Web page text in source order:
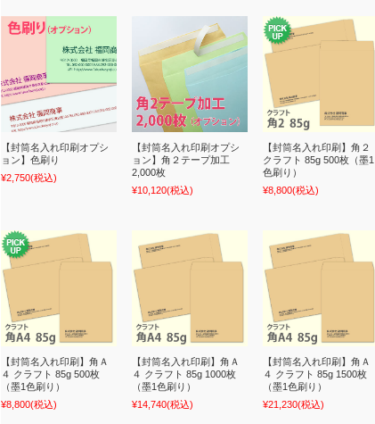
【封筒名入れ印刷オプシ
ョン】色刷り
¥2,750(税込)
【封筒名入れ印刷オプシ
ョン】角２テープ加工
2,000枚
¥10,120(税込)
【封筒名入れ印刷】角２
クラフト 85g 500枚（墨1
色刷り）
¥8,800(税込)
【封筒名入れ印刷】角Ａ
４ クラフト 85g 500枚
（墨1色刷り）
¥8,800(税込)
【封筒名入れ印刷】角Ａ
４ クラフト 85g 1000枚
（墨1色刷り）
¥14,740(税込)
【封筒名入れ印刷】角Ａ
４ クラフト 85g 1500枚
（墨1色刷り）
¥21,230(税込)